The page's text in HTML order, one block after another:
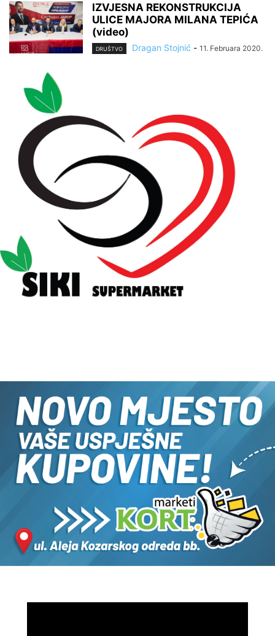
IZVJESNA REKONSTRUKCIJA
ULICE MAJORA MILANA TEPIĆA
(video)
DRUŠTVO Dragan Stojnić - 11. Februara 2020.